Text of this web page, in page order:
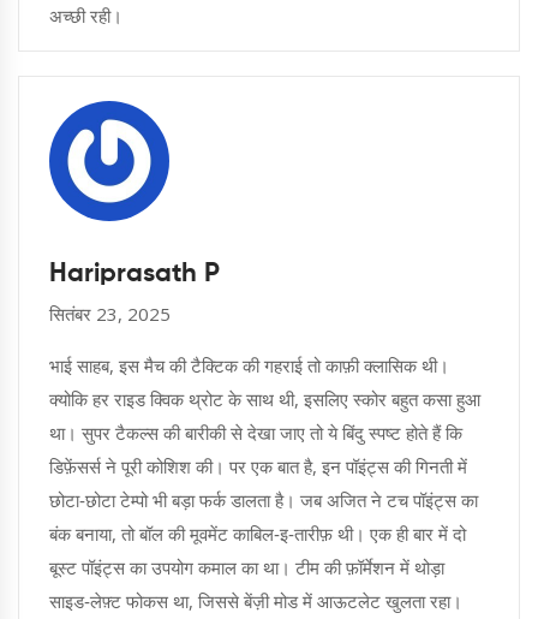
अच्छी रही।
Hariprasath P
सितंबर 23, 2025
भाई साहब, इस मैच की टैक्टिक की गहराई तो काफ़ी क्लासिक थी।
क्योकि हर राइड क्विक थ्रोट के साथ थी, इसलिए स्कोर बहुत कसा हुआ
था। सुपर टैकल्स की बारीकी से देखा जाए तो ये बिंदु स्पष्ट होते हैं कि
डिफ़ेंसर्स ने पूरी कोशिश की। पर एक बात है, इन पॉइंट्स की गिनती में
छोटा‑छोटा टेम्पो भी बड़ा फर्क डालता है। जब अजित ने टच पॉइंट्स का
बंक बनाया, तो बॉल की मूवमेंट काबिल‑इ‑तारीफ़ थी। एक ही बार में दो
बूस्ट पॉइंट्स का उपयोग कमाल का था। टीम की फ़ॉर्मेशन में थोड़ा
साइड‑लेफ़्ट फोकस था, जिससे बेंज़ी मोड में आऊटलेट खुलता रहा।